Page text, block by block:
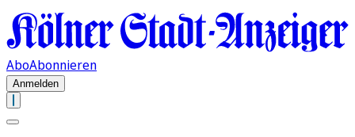
AboAbonnieren
Anmelden